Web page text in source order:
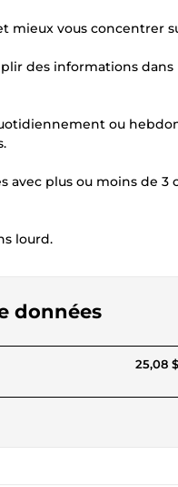
mieux vous concentrer
des informations dans
ou
avec plus ou moins de 3
lourd.
données
25,08